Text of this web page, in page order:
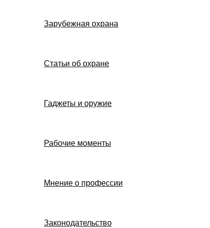
Зарубежная охрана
Статьи об охране
Гаджеты и оружие
Рабочие моменты
Мнение о профессии
Законодательство